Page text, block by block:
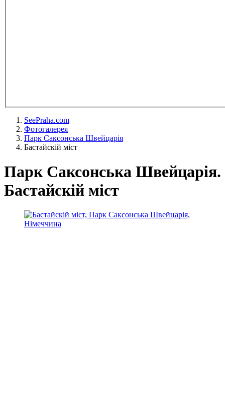
SeePraha.com
Фотогалерея
Парк Саксонська Швейцарія
Бастайскій міст
Парк Саксонська Швейцарія.
Бастайскій міст